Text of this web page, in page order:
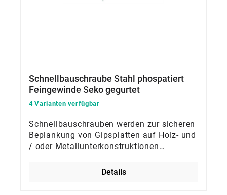
Schnellbauschraube Stahl phospatiert
Feingewinde Seko gegurtet
4 Varianten verfügbar
Schnellbauschrauben werden zur sicheren
Beplankung von Gipsplatten auf Holz- und
/ oder Metallunterkonstruktionen
Details